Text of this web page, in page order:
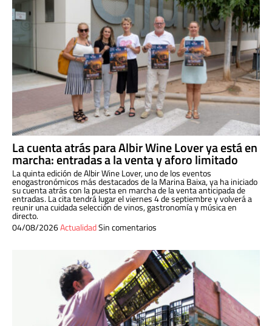
La cuenta atrás para Albir Wine Lover ya está en
marcha: entradas a la venta y aforo limitado
La quinta edición de Albir Wine Lover, uno de los eventos
enogastronómicos más destacados de la Marina Baixa, ya ha iniciado
su cuenta atrás con la puesta en marcha de la venta anticipada de
entradas. La cita tendrá lugar el viernes 4 de septiembre y volverá a
reunir una cuidada selección de vinos, gastronomía y música en
directo.
04/08/2026ActualidadSin comentarios